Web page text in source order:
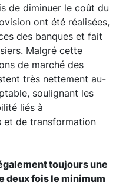
de diminuer le coût du
ont été réalisées,
des banques et fait
Malgré cette
de marché des
très nettement au-
soulignant les
liés à
et de transformation
toujours une
deux fois le minimum